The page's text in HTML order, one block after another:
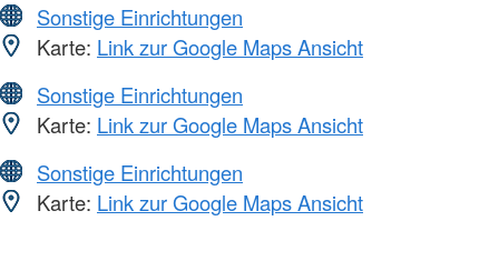
Sonstige Einrichtungen
Karte: Link zur Google Maps Ansicht
Sonstige Einrichtungen
Karte: Link zur Google Maps Ansicht
Sonstige Einrichtungen
Karte: Link zur Google Maps Ansicht